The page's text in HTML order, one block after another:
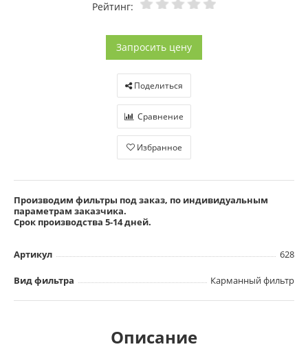
Рейтинг:
Запросить цену
Поделиться
Сравнение
Избранное
Производим фильтры под заказ, по индивидуальным
параметрам заказчика.
Срок производства 5-14 дней.
Артикул 628
Вид фильтра Карманный фильтр
Описание